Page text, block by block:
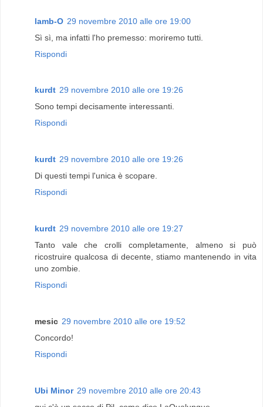
lamb-O 29 novembre 2010 alle ore 19:00
Sì sì, ma infatti l'ho premesso: moriremo tutti.
Rispondi
kurdt 29 novembre 2010 alle ore 19:26
Sono tempi decisamente interessanti.
Rispondi
kurdt 29 novembre 2010 alle ore 19:26
Di questi tempi l'unica è scopare.
Rispondi
kurdt 29 novembre 2010 alle ore 19:27
Tanto vale che crolli completamente, almeno si può
ricostruire qualcosa di decente, stiamo mantenendo in vita
uno zombie.
Rispondi
mesic 29 novembre 2010 alle ore 19:52
Concordo!
Rispondi
Ubi Minor 29 novembre 2010 alle ore 20:43